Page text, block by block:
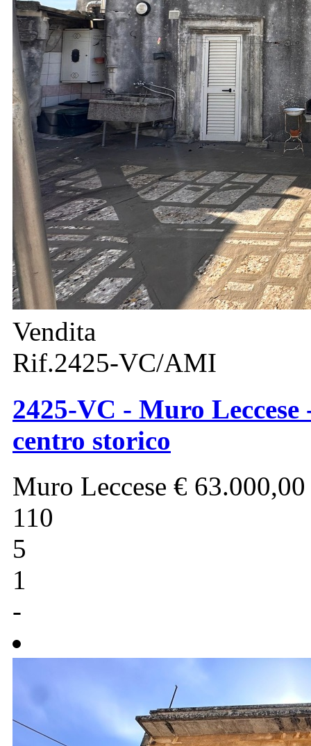
Vendita
Rif.2425-VC/AMI
2425-VC - Muro
centro storico
Muro Leccese € 63.000,00
110
5
1
-